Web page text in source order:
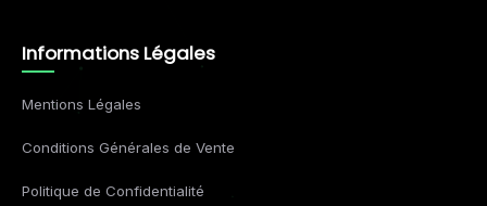
Informations Légales
Mentions Légales
Conditions Générales de Vente
Politique de Confidentialité